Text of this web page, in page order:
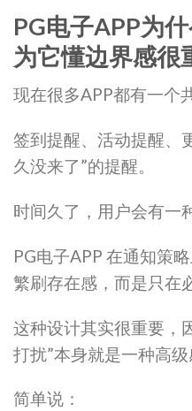
PG电子APP为
为它懂边界感很
现在很多APP都有一个
签到提醒、活动提醒、
久没来了”的提醒。
时间久了，用户会有一
PG电子APP 在通知策
繁刷存在感，而是只在
这种设计其实很重要，
打扰”本身就是一种高级
简单说：